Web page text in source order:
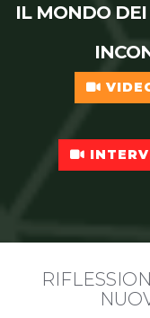
IL MONDO